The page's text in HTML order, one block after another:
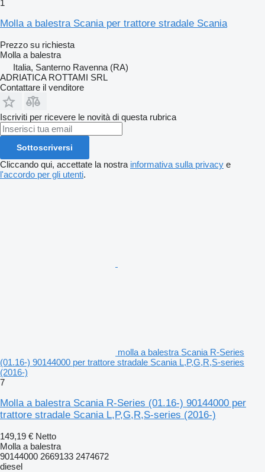
1
Molla a balestra Scania per trattore stradale Scania
Prezzo su richiesta
Molla a balestra
Italia, Santerno Ravenna (RA)
ADRIATICA ROTTAMI SRL
Contattare il venditore
Iscriviti per ricevere le novità di questa rubrica
Sottoscriversi
Cliccando qui, accettate la nostra informativa sulla privacy e
l'accordo per gli utenti.
molla a balestra Scania R-Series
(01.16-) 90144000 per trattore stradale Scania L,P,G,R,S-series
(2016-)
7
Molla a balestra Scania R-Series (01.16-) 90144000 per
trattore stradale Scania L,P,G,R,S-series (2016-)
149,19 € Netto
Molla a balestra
90144000 2669133 2474672
diesel